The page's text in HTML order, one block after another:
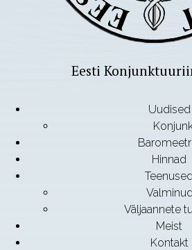
Eesti
Uudised
Hinnad
Väljaannete
Meist
Kontakt